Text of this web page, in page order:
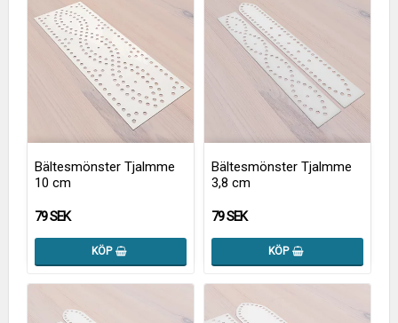
Bältesmönster Tjalmme
10 cm
79 SEK
KÖP
Bältesmönster Tjalmme
3,8 cm
79 SEK
KÖP